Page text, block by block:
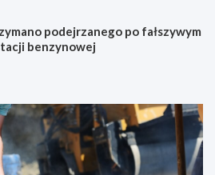
podejrzanego po fałszywym
benzynowej